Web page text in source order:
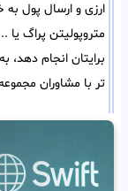
ارزی و ارسال پول به
متروپولیتن پراگ یا
برایتان انجام
تر با مشاوران